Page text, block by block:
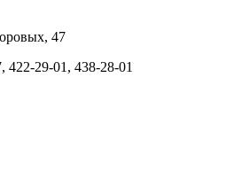
47
422-29-01, 438-28-01